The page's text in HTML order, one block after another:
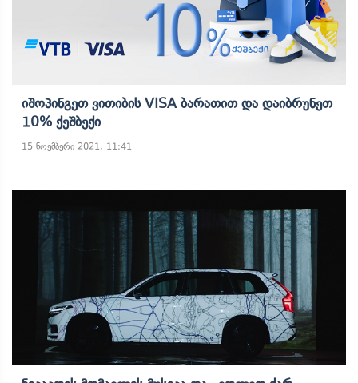
Იშოპინგეთ Ვითიბის VISA Ბარათით Და Დაიბრუნეთ
10% Ქეშბექი
15 ნოემბერი 2021, 11:41